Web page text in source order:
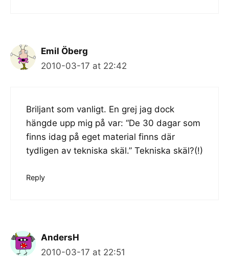
Emil Öberg
2010-03-17 at 22:42
Briljant som vanligt. En grej jag dock
hängde upp mig på var: “De 30 dagar som
finns idag på eget material finns där
tydligen av tekniska skäl.” Tekniska skäl?(!)
Reply
AndersH
2010-03-17 at 22:51